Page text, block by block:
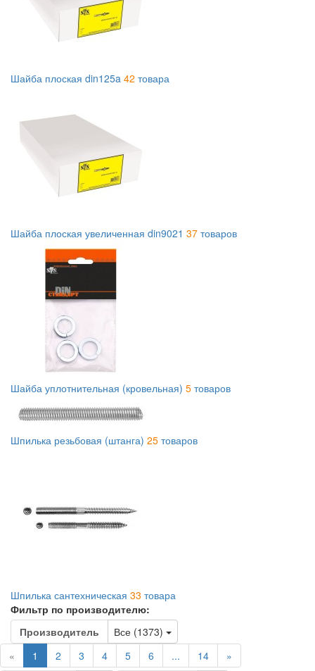
Шайба плоская din125a 42 товара
Шайба плоская увеличенная din9021 37 товаров
Шайба уплотнительная (кровельная) 5 товаров
Шпилька резьбовая (штанга) 25 товаров
Шпилька сантехническая 33 товара
Фильтр по производителю:
Производитель
Все (1373) Toggle Dropdown
«
1 (current)
2 3 4 5 6 ... 14
»